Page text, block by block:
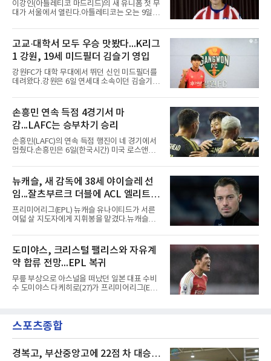
격수 김주원에게 연결했다. 김주원이 1루수 블
레인에게 던지며 4-6-3 병살타가 완
이강인(아틀레티코 마드리드)의 새 유니폼 첫 무
대가 서울에서 열린다.아틀레티코는 오는 9일
와 2026 쿠팡플레이 시리즈 친선 경기를 치른다.
구단 소집 명단에 이강인이 포함되면서 변수가
없는 한 그의 첫 출격은 서울이 된다.등번호부터
무게가 실렸다. 이강인은 첫 경기부터 7번을 단
다. 2010년대 팀의 전성기를 이끈 앙투안 그리즈
만이 달았던 번호다.합류 과정은 순탄치 않았다.
스페인으로 건너가려던 그는 병역 특례 행정 절
짧게 호흡을 맞춰 경기에 나선다.역할도 관심사
다. 유려한 탈압박과
고교·대학서 모두 우승 맛봤다...K리그
1 강원, 19세 미드필더 김슬기 영입
강원FC가 대학 무대에서 뛰던 신인 미드필더를
데려왔다.강원은 6일 연세대 소속이던 김슬기
조건을 갖췄다.이력은 우승으로 채워져 있다. 수
원고 시절 주축으로 활약하며 지난해 전국고등
리그와 추계전국고등대회 우승에 기여했고, 올
해 연세대 진학 후에는 춘계한산대첩기대학대회
정상에 올랐다. 2024년에는 17세 이하(U-17) 대
표팀 훈련에도 소집됐다.김슬기는 입단하게 돼
기쁘고 영광이라며 프로 무대에서도 성장해 팀
손흥민 연속 득점 4경기서 마
감...LAFC는 승부차기 승리
손흥민(LAFC)의 연속 득점 행진이 네 경기에서
멈췄다.손흥민은 6일(한국시간) 미국 로스앤젤
컵 리그 페이즈 1차전 치바스 과달라하라(멕시
코)전에 선발 출전했으나 공격포인트 없이 후반
41분 타일러 보이드와 교체됐다. 이날 골을 넣었
다면 공식전 5경기 연속 득점이었다. 다만 메이
저리그사커(MLS)에서 이어온 4경기 연속골 기
록은 유지된다.경기는 팽팽했다. 전반 38분 다비
드 마르티네스의 땅볼 크로스를 드니 부앙가가
으로 골대 오른쪽 하단을 찔러 균형을 맞췄다.승
부는 승부차기로 갈렸다. LAFC는
뉴캐슬, 새 감독에 38세 야이슬레 선
임...잘츠부르크 더블에 ACL 엘리트 2
연패 경력
프리미어리그(EPL) 뉴캐슬 유나이티드가 서른
여덟 살 지도자에게 지휘봉을 맡겼다.뉴캐슬은
임을 발표했다. 그는 스페인 라망가에서 진행 중
인 프리시즌 캠프에 곧바로 합류했다. 구단은 유
럽 축구계에서 가장 촉망받는 젊은 감독을 데려
왔다고 밝혔다.이력은 이른 나이에 쌓였다. 서른
셋이던 2021년 오스트리아 레드불 잘츠부르크
사령탑에 올라 첫 시즌 리그와 컵대회를 동시에
제패했고, 구단 역사상 처음으로 팀을 유럽축구
다. 2023년 사우디아라비아 알아흘리로 옮겨
2024-2025시즌과 2025-2026시즌
도미야스, 크리스털 팰리스와 자유계
약 합류 전망...EPL 복귀
무릎 부상으로 아스널을 떠났던 일본 대표 수비
수 도미야스 다케히로(27)가 프리미어리그(EPL)
큰 틀의 계약 조건은 이미 합의됐고 구단은 개막
을 앞두고 영입 절차를 서두르고 있다.그의 최근
지난 시즌 아스널과 상호 합의로 계약을 해지했
스포츠종합
경복고, 부산중앙고에 22점 차 대승…